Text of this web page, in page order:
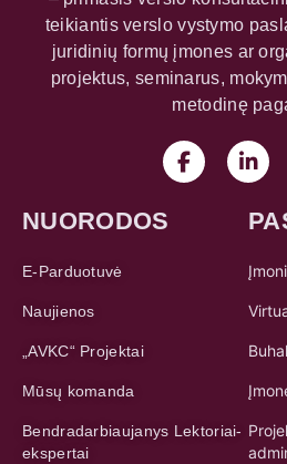
teikiantis verslo vystymo
juridinių formų įmones ar
projektus, seminarus,
metodinę
NUORODOS
E-Parduotuvė
Naujienos
„AVKC“ Projektai
Mūsų komanda
Bendradarbiaujanys Lektoriai-
ekspertai